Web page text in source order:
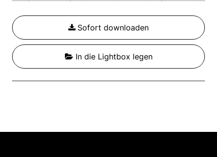
Sofort downloaden
In die Lightbox legen